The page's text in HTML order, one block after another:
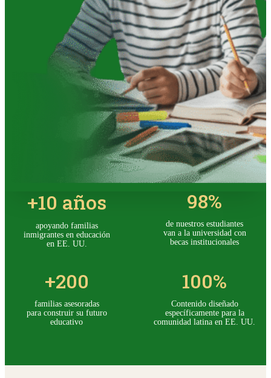
+10 años
apoyando familias
inmigrantes en educación
en EE. UU.
98%
de nuestros estudiantes
van a la universidad con
becas institucionales
+200
familias asesoradas
para construir su futuro
educativo
100%
Contenido diseñado
específicamente para la
comunidad latina en EE. UU.